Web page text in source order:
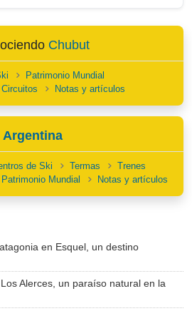
Chubut
Patrimonio Mundial
Circuitos Notas y artículos
Argentina
de Ski Termas
Trenes
Patrimonio Mundial Notas y artículos
en Esquel, un destino
Alerces, un paraíso natural en la